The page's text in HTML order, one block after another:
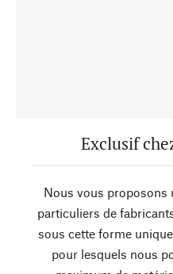
Exclusif
Nous vous proposons
particuliers de
sous cette forme
pour lesquels nous